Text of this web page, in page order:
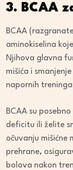
3. BCAA
BCAA
aminokiselina
Njihova glavna
mišića i
napornih
BCAA su
deficitu ili želite
očuvanju mišićne
prehrane,
bolova nakon